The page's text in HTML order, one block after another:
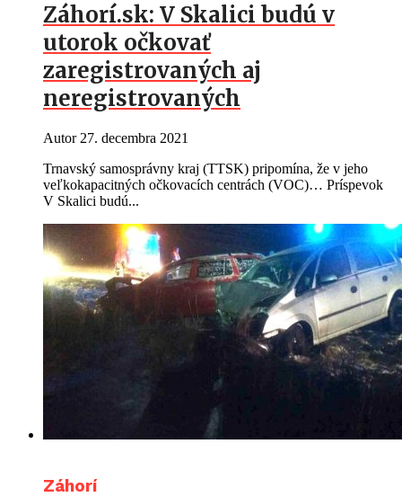
Záhorí.sk: V Skalici budú v
utorok očkovať
zaregistrovaných aj
neregistrovaných
Autor 27. decembra 2021
Trnavský samosprávny kraj (TTSK) pripomína, že v jeho
veľkokapacitných očkovacích centrách (VOC)… Príspevok
V Skalici budú...
Záhorí